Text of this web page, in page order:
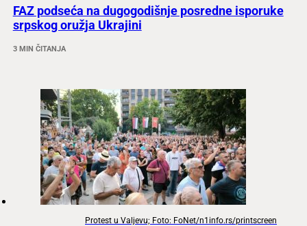
FAZ podseća na dugogodišnje posredne isporuke
srpskog oružja Ukrajini
3 MIN ČITANJA
Protest u Valjevu; Foto: FoNet/n1info.rs/printscreen